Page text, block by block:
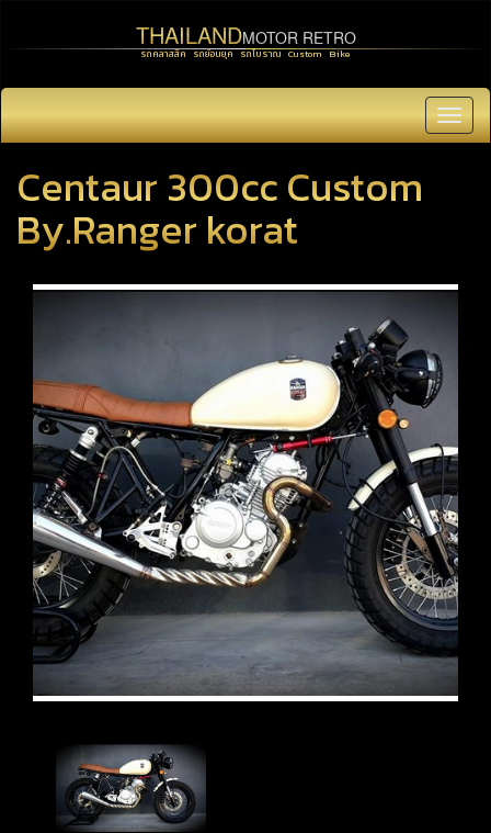
THAILANDMOTOR RETRO
รถคลาสสิค รถย้อนยุค รถโบราณ Custom Bike
Centaur 300cc Custom
By.Ranger korat